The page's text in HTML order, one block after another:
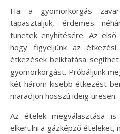
Ha a gyomorkorgás
tapasztaljuk, érdemes
tünetek enyhítésére. Az
hogy figyeljünk az étkezési
étkezések beiktatása
gyomorkorgást. Próbáljunk
két-három kisebb étkezést
maradjon hosszú ideig üresen.
Az ételek megválasztása is
elkerülni a gázképző ételeket,